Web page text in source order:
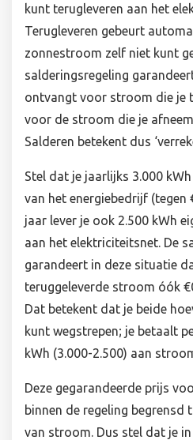
kunt terugleveren aan het
Terugleveren gebeurt
zonnestroom zelf niet kunt
salderingsregeling
ontvangt voor stroom die je
voor de stroom die je
Salderen betekent dus
Stel dat je jaarlijks 3.000
van het energiebedrijf (tegen
jaar lever je ook 2.500 kWh
aan het elektriciteitsnet. De
garandeert in deze situatie
teruggeleverde stroom óók
Dat betekent dat je beide
kunt wegstrepen; je betaalt
kWh (3.000-2.500) aan
Deze gegarandeerde prijs
binnen de regeling begrensd
van stroom. Dus stel dat je